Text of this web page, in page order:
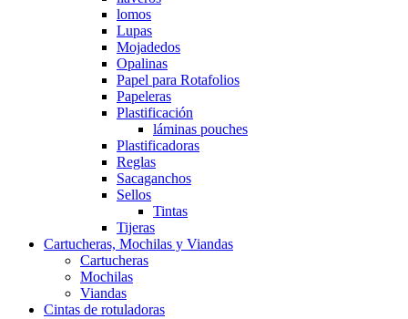
lomos
Lupas
Mojadedos
Opalinas
Papel para Rotafolios
Papeleras
Plastificación
láminas pouches
Plastificadoras
Reglas
Sacaganchos
Sellos
Tintas
Tijeras
Cartucheras, Mochilas y Viandas
Cartucheras
Mochilas
Viandas
Cintas de rotuladoras